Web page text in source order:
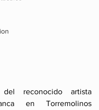
reconocido artista
en Torremolinos